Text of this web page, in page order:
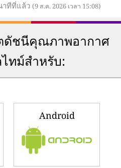
าทีที่แล้ว (9 ส.ค. 2026 เวลา 15:08)
ดัชนีคุณภาพอากาศ
ทม์สำหรับ:
Android